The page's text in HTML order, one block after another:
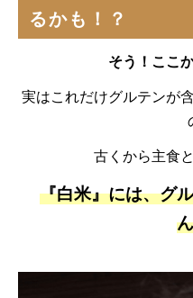
るかも！？
そう！ここ
実はこれだけグルテンが
古くから主食
『白米』には、グ